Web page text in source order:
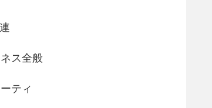
ス全般
ティ